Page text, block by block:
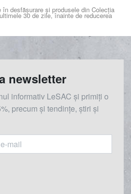
desfășurare și produsele din Colecția
30 de zile, înainte de reducerea
newsletter
informativ LeSAC și primiți o
precum și tendințe, știri și